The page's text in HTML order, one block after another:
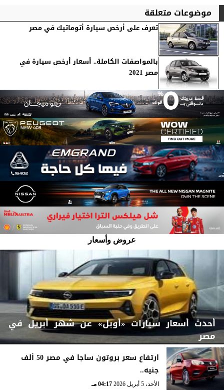
موضوعات متعلقة
تعرف على أرخص سيارة أتوماتيك في مصر
بالمواصفات الكاملة.. أسعار أرخص سيارة في
مصر 2021
عروض وأسعار
أحدث أسعار سيارات «أوبل» عن شهر أبريل في
مصر
الأربعاء، 15 أبريل 2026 07:06 مـ
ارتفاع سعر بروتون ساجا في مصر 50 ألف
جنيه..
الأحد، 5 أبريل 2026 04:17 مـ